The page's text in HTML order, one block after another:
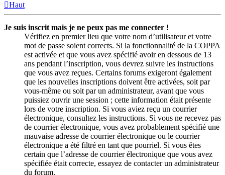
Haut
Je suis inscrit mais je ne peux pas me connecter !
Vérifiez en premier lieu que votre nom d’utilisateur et votre
mot de passe soient corrects. Si la fonctionnalité de la COPPA
est activée et que vous avez spécifié avoir en dessous de 13
ans pendant l’inscription, vous devrez suivre les instructions
que vous avez reçues. Certains forums exigeront également
que les nouvelles inscriptions doivent être activées, soit par
vous-même ou soit par un administrateur, avant que vous
puissiez ouvrir une session ; cette information était présente
lors de votre inscription. Si vous aviez reçu un courrier
électronique, consultez les instructions. Si vous ne recevez pas
de courrier électronique, vous avez probablement spécifié une
mauvaise adresse de courrier électronique ou le courrier
électronique a été filtré en tant que pourriel. Si vous êtes
certain que l’adresse de courrier électronique que vous avez
spécifiée était correcte, essayez de contacter un administrateur
du forum.